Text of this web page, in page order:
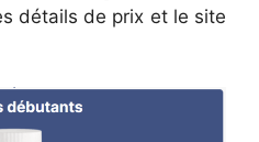
détails de prix et le site